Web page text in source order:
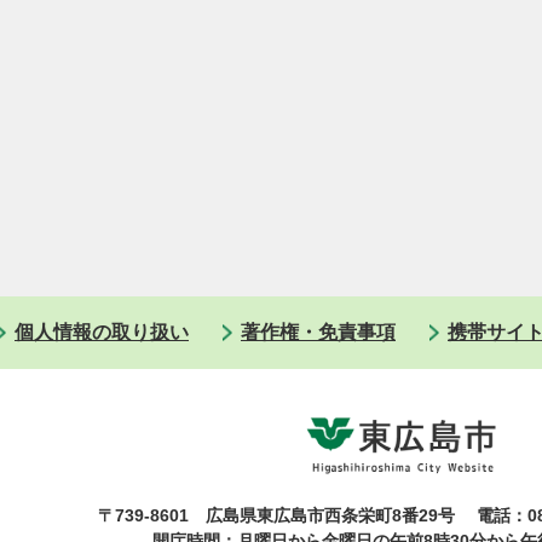
個人情報の取り扱い 著作権・免責事項 携帯サイ
〒739-8601 広島県東広島市西条栄町8番29号
電話：